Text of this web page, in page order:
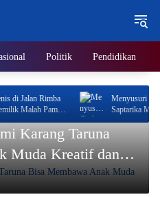
Politik Pendidikan
Rimba
Pamer
Menyusuri Gudang
Saptarika Memastikan
Akhir Tahun
Karang Taruna
Muda Kreatif dan